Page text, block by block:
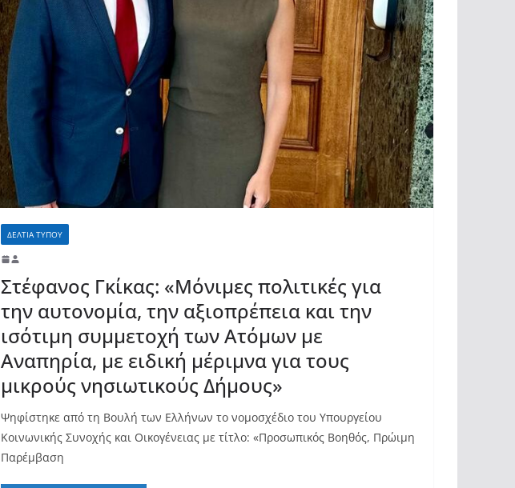
ΔΕΛΤΙΑ ΤΥΠΟΥ
Στέφανος Γκίκας: «Μόνιμες πολιτικές για
την αυτονομία, την αξιοπρέπεια και την
ισότιμη συμμετοχή των Ατόμων με
Αναπηρία, με ειδική μέριμνα για τους
μικρούς νησιωτικούς Δήμους»
Ψηφίστηκε από τη Βουλή των Ελλήνων το νομοσχέδιο του Υπουργείου
Κοινωνικής Συνοχής και Οικογένειας με τίτλο: «Προσωπικός Βοηθός, Πρώιμη
Παρέμβαση